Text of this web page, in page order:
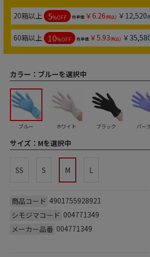
20箱以上 5%OFF 枚単価:￥6.26(税込) ￥12,520(
60箱以上 10%OFF 枚単価:￥5.93(税込) ￥
カラー： ブルーを選択中
ブルー ホワイト ブラック パー
サイズ： Mを選択中
SS S M L
商品コード 4901755928921
シモジマコード 004771349
メーカー品番 004771349